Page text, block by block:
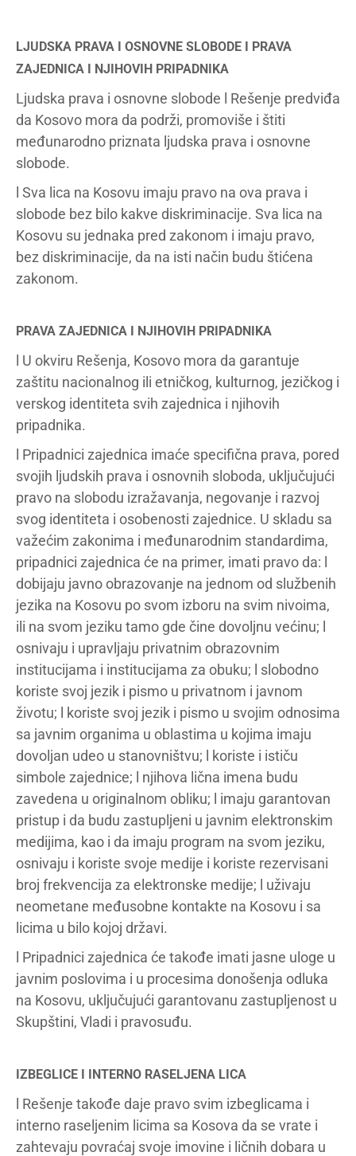
LJUDSKA PRAVA I OSNOVNE SLOBODE I PRAVA
ZAJEDNICA I NJIHOVIH PRIPADNIKA
Ljudska prava i osnovne slobode l Rešenje predviđa
da Kosovo mora da podrži, promoviše i štiti
međunarodno priznata ljudska prava i osnovne
slobode.
l Sva lica na Kosovu imaju pravo na ova prava i
slobode bez bilo kakve diskriminacije. Sva lica na
Kosovu su jednaka pred zakonom i imaju pravo,
bez diskriminacije, da na isti način budu štićena
zakonom.
PRAVA ZAJEDNICA I NJIHOVIH PRIPADNIKA
l U okviru Rešenja, Kosovo mora da garantuje
zaštitu nacionalnog ili etničkog, kulturnog, jezičkog i
verskog identiteta svih zajednica i njihovih
pripadnika.
l Pripadnici zajednica imaće specifična prava, pored
svojih ljudskih prava i osnovnih sloboda, uključujući
pravo na slobodu izražavanja, negovanje i razvoj
svog identiteta i osobenosti zajednice. U skladu sa
važećim zakonima i međunarodnim standardima,
pripadnici zajednica će na primer, imati pravo da: l
dobijaju javno obrazovanje na jednom od službenih
jezika na Kosovu po svom izboru na svim nivoima,
ili na svom jeziku tamo gde čine dovoljnu većinu; l
osnivaju i upravljaju privatnim obrazovnim
institucijama i institucijama za obuku; l slobodno
koriste svoj jezik i pismo u privatnom i javnom
životu; l koriste svoj jezik i pismo u svojim odnosima
sa javnim organima u oblastima u kojima imaju
dovoljan udeo u stanovništvu; l koriste i ističu
simbole zajednice; l njihova lična imena budu
zavedena u originalnom obliku; l imaju garantovan
pristup i da budu zastupljeni u javnim elektronskim
medijima, kao i da imaju program na svom jeziku,
osnivaju i koriste svoje medije i koriste rezervisani
broj frekvencija za elektronske medije; l uživaju
neometane međusobne kontakte na Kosovu i sa
licima u bilo kojoj državi.
l Pripadnici zajednica će takođe imati jasne uloge u
javnim poslovima i u procesima donošenja odluka
na Kosovu, uključujući garantovanu zastupljenost u
Skupštini, Vladi i pravosuđu.
IZBEGLICE I INTERNO RASELJENA LICA
l Rešenje takođe daje pravo svim izbeglicama i
interno raseljenim licima sa Kosova da se vrate i
zahtevaju povraćaj svoje imovine i ličnih dobara u